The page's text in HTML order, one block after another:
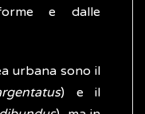
e dalle
urbana sono il
) e il